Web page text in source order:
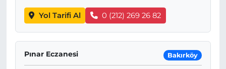
Yol Tarifi Al 0 (212) 269 26 82
Pınar Eczanesi Bakırköy